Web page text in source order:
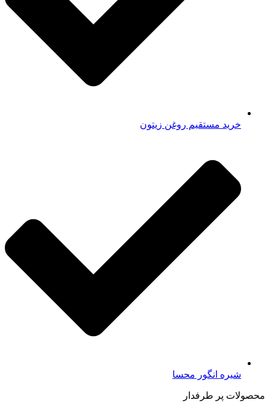
خرید مستقیم روغن زیتون
شیره انگور محسا
محصولات پر طرفدار